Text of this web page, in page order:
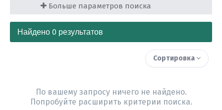
Больше параметров поиска
Найдено 0 результатов
Сортировка
По вашему запросу ничего не найдено.
Попробуйте расширить критерии поиска.